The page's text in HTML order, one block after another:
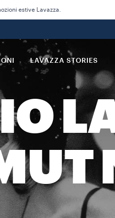
estive Lavazza.
LAVAZZA STORIES